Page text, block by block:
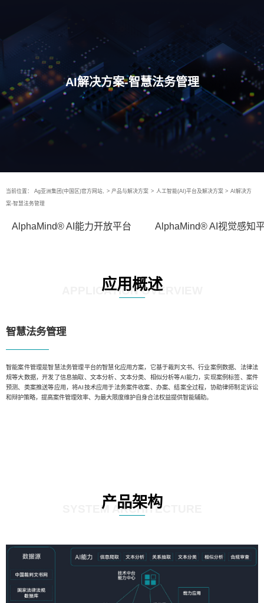
AI解决方案-智慧法务管理
当前位置： Ag亚洲集团(中国区)官方网站, > 产品与解决方案 > 人工智能(AI)平台及解决方案 > AI解决方
案-智慧法务管理
AlphaMind® AI能力开放平台 AlphaMind® AI视觉感知
应用概述
APPLICATION OVERVIEW
智慧法务管理
智能案件管理是智慧法务管理平台的智慧化应用方案，它基于裁判文书、行业案例数据、法律法
规等大数据，开发了信息抽取、文本分析、文本分类、相似分析等AI能力，实现案例标签、案件
预测、类案推送等应用，将AI技术应用于法务案件收案、办案、结案全过程，协助律师制定诉讼
和辩护策略，提高案件管理效率、为最大限度维护自身合法权益提供智能辅助。
产品架构
SYSTEM ARCHITECTURE